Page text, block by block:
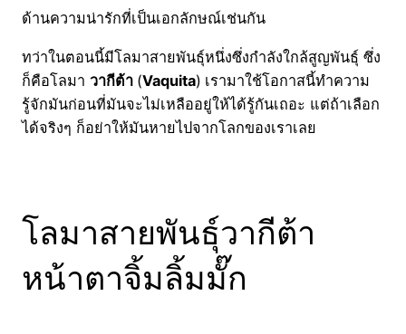
ด้านความน่ารักที่เป็นเอกลักษณ์เช่นกัน
ทว่าในตอนนี้มีโลมาสายพันธุ์หนึ่งซึ่งกำลังใกล้สูญพันธุ์ ซึ่ง
ก็คือโลมา วากีต้า (Vaquita) เรามาใช้โอกาสนี้ทำความ
รู้จักมันก่อนที่มันจะไม่เหลืออยู่ให้ได้รู้กันเถอะ แต่ถ้าเลือก
ได้จริงๆ ก็อย่าให้มันหายไปจากโลกของเราเลย
โลมาสายพันธุ์วากีต้า
หน้าตาจิ้มลิ้มมั๊ก